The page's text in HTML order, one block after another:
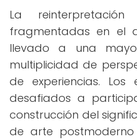
La
fragmentadas en el
llevado a una
multiplicidad de
de experiencias. Los
desafiados a
construcción del
de arte